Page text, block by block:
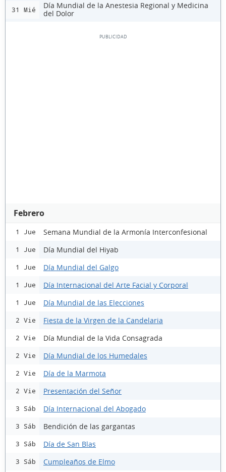
31 Mié
Día Mundial de la Anestesia Regional y Medicina
del Dolor
Febrero
1 Jue Semana Mundial de la Armonía Interconfesional
1 Jue Día Mundial del Hiyab
1 Jue Día Mundial del Galgo
1 Jue Día Internacional del Arte Facial y Corporal
1 Jue Día Mundial de las Elecciones
2 Vie Fiesta de la Virgen de la Candelaria
2 Vie Día Mundial de la Vida Consagrada
2 Vie Día Mundial de los Humedales
2 Vie Día de la Marmota
2 Vie Presentación del Señor
3 Sáb Día Internacional del Abogado
3 Sáb Bendición de las gargantas
3 Sáb Día de San Blas
3 Sáb Cumpleaños de Elmo